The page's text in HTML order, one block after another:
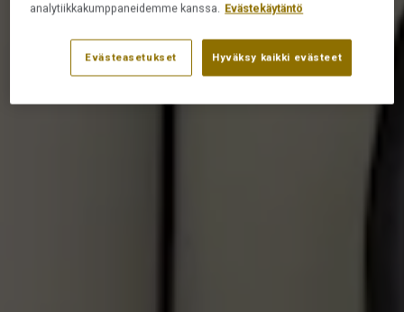
analytiikkakumppaneidemme kanssa. Evästekäytäntö
Evästeasetukset Hyväksy kaikki evästeet